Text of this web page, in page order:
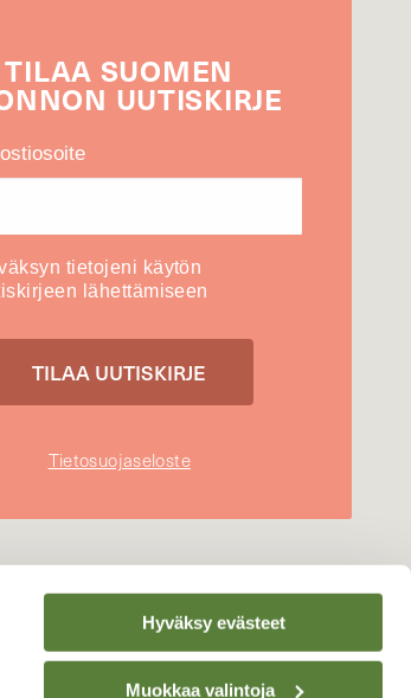
Hyväksy evästeet
Muokkaa valintoja
TILAA SUOMEN
UUTIS­KIRJE
tietojeni käytön
lähettämiseen
Tietosuojaseloste